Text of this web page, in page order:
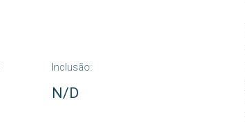
Inclusão:
N/D